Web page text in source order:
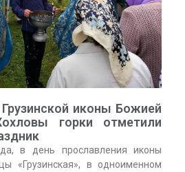
иконы Божией
горки отметили
в день прославления иконы
«Грузинская», в одноименном